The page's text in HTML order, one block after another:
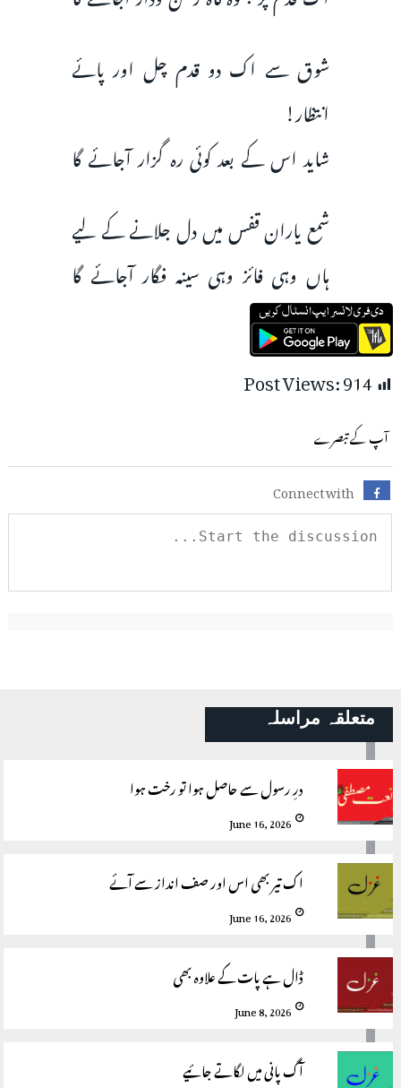
شوق سے اک دو قدم چل اور پائے
انتظار!
شاید اس کے بعد کوئی رہ گزار آجائے گا
شمع یاران قفس میں دل جلانے کے لیے
ہاں وہی فائز وہی سینہ فگار آجائے گا
Post Views:914
آپ کے تبصرے
Connect with
متعلقہ مراسلہ
درِ رسول سے حاصل ہوا تو رخت ہوا
June 16, 2026
اک تیر بھی اس اور صف انداز سے آئے
June 16, 2026
ڈال ہے پات کے علاوہ بھی
June 8, 2026
آگ پانی میں لگاتے جائیے